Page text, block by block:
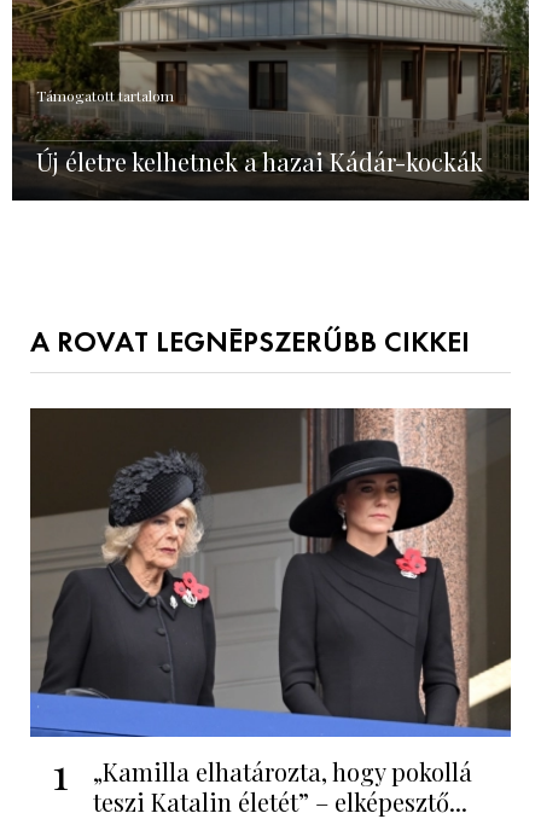
Támogatott tartalom
Új életre kelhetnek a hazai Kádár-kockák
A ROVAT LEGNÉPSZERŰBB CIKKEI
1
„Kamilla elhatározta, hogy pokollá
teszi Katalin életét” – elképesztő...